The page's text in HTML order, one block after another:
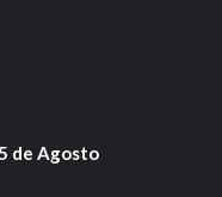
de Agosto